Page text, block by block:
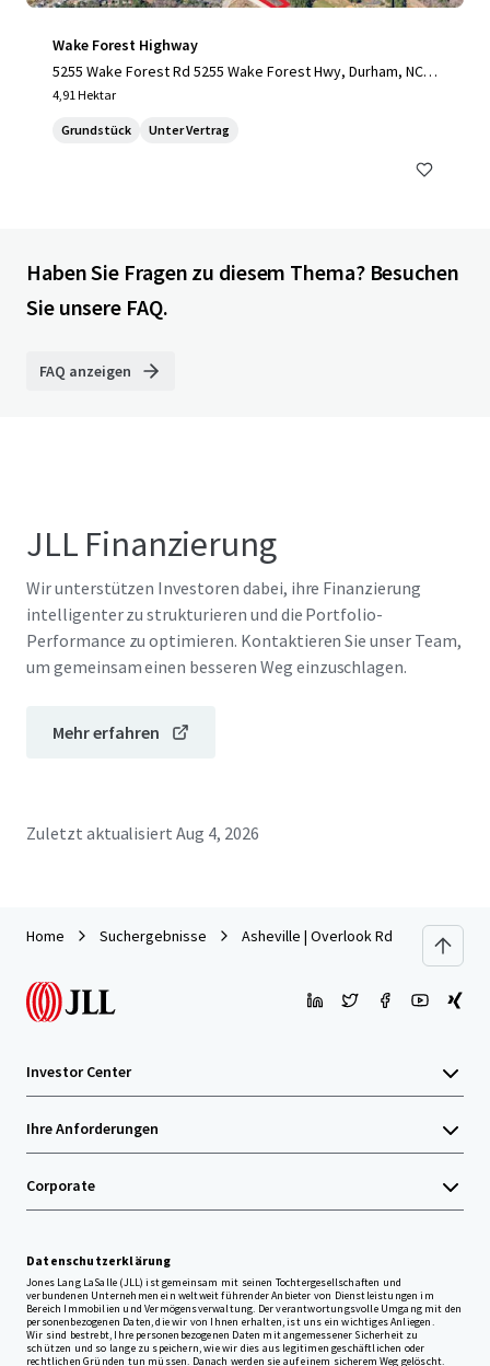
Wake Forest Highway
5255 Wake Forest Rd 5255 Wake Forest Hwy, Durham, NC,
27703-3706, US
4,91 Hektar
Grundstück Unter Vertrag
Haben Sie Fragen zu diesem Thema? Besuchen
Sie unsere FAQ.
FAQ anzeigen
JLL Finanzierung
Wir unterstützen Investoren dabei, ihre Finanzierung
intelligenter zu strukturieren und die Portfolio-
Performance zu optimieren. Kontaktieren Sie unser Team,
um gemeinsam einen besseren Weg einzuschlagen.
Mehr erfahren
Zuletzt aktualisiert Aug 4, 2026
Home Suchergebnisse Asheville | Overlook Rd
Investor Center
Ihre Anforderungen
Corporate
Datenschutzerklärung
Jones Lang LaSalle (JLL) ist gemeinsam mit seinen Tochtergesellschaften und
verbundenen Unternehmen ein weltweit führender Anbieter von Dienstleistungen im
Bereich Immobilien und Vermögensverwaltung. Der verantwortungsvolle Umgang mit den
personenbezogenen Daten, die wir von Ihnen erhalten, ist uns ein wichtiges Anliegen.
Wir sind bestrebt, Ihre personenbezogenen Daten mit angemessener Sicherheit zu
schützen und so lange zu speichern, wie wir dies aus legitimen geschäftlichen oder
rechtlichen Gründen tun müssen. Danach werden sie auf einem sicherem Weg gelöscht.